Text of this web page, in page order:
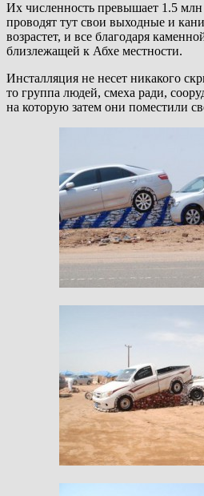
Их численность превышает 1.5 млн
проводят тут свои выходные и
возрастет, и все благодаря
близлежащей к Абхе местности.
Инсталляция не несет никакого
то группа людей, смеха ради,
на которую затем они поместили